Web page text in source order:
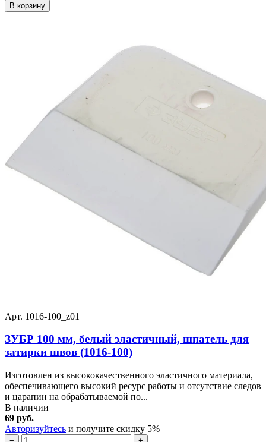
В корзину
Арт. 1016-100_z01
ЗУБР 100 мм, белый эластичный, шпатель для
затирки швов (1016-100)
Изготовлен из высококачественного эластичного материала,
обеспечивающего высокий ресурс работы и отсутствие следов
и царапин на обрабатываемой по...
В наличии
69 руб.
Авторизуйтесь и получите скидку 5%